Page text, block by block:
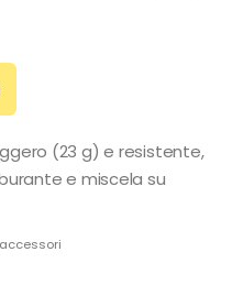
(23 g) e resistente,
e miscela su